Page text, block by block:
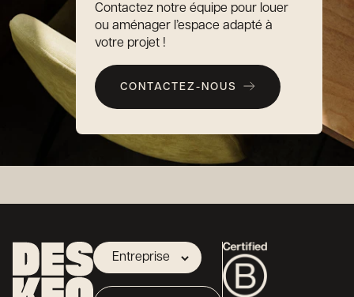
Contactez notre équipe pour louer
ou aménager l’espace adapté à
votre projet !
CONTACTEZ-NOUS
Entreprise
Propriétaire